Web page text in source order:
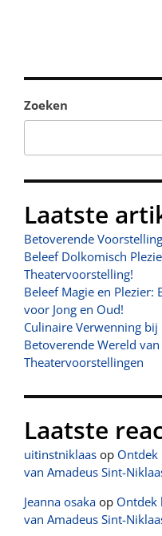
Zoeken
Laatste
Betoverende
Beleef Dolkomisch
Theatervoorstelling!
Beleef Magie en
voor Jong en Oud!
Culinaire Verwenning
Betoverende Wereld
Theatervoorstellingen
Laatste
uitinstniklaas op Ontdek
van Amadeus Sint-
Jeanna osaka op Ontdek
van Amadeus Sint-